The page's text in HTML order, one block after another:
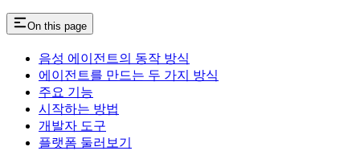
On this page
음성 에이전트의 동작 방식
에이전트를 만드는 두 가지 방식
주요 기능
시작하는 방법
개발자 도구
플랫폼 둘러보기